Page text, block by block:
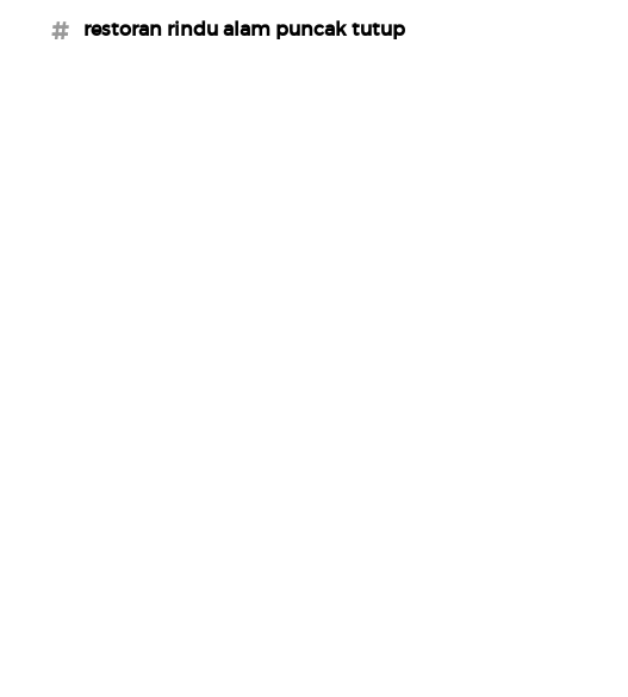
#restoran rindu alam puncak tutup